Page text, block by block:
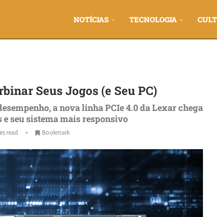
NOTÍCIAS TECNOLOGIA
Seus Jogos (e Seu PC)
a nova linha PCIe 4.0 da Lexar chega
seu sistema mais responsivo
read Bookmark